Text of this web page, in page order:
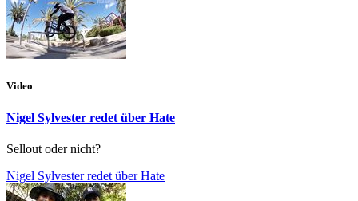
Video
Nigel Sylvester redet über Hate
Sellout oder nicht?
Nigel Sylvester redet über Hate